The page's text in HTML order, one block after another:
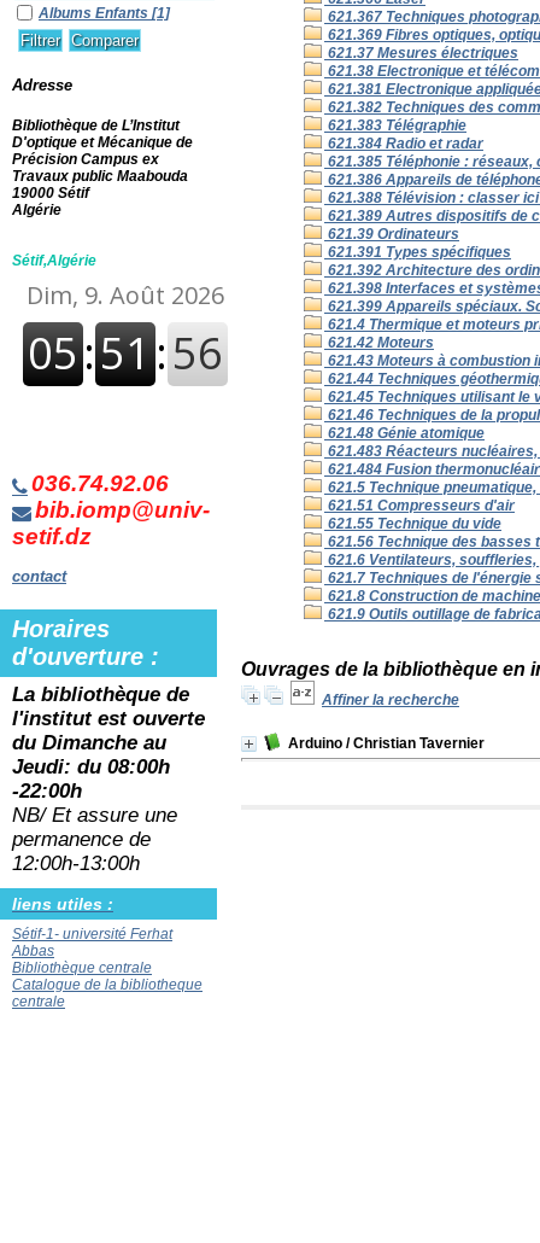
621.367 Techniques
621.369 Fibres optiques,
621.37 Mesures électriques
621.38 Electronique et
621.381 Electronique
621.382 Techniques des
621.383 Télégraphie
621.384 Radio et radar
621.385 Téléphonie : réseaux,
621.386 Appareils de
621.388 Télévision : classer
621.389 Autres dispositifs de
621.39 Ordinateurs
621.391 Types spécifiques
621.392 Architecture des
621.398 Interfaces et
621.399 Appareils spéciaux.
621.4 Thermique et moteurs
621.42 Moteurs
621.43 Moteurs à combustion
621.44 Techniques
621.45 Techniques utilisant le
621.46 Techniques de la
621.48 Génie atomique
621.483 Réacteurs
621.484 Fusion
621.5 Technique
621.51 Compresseurs d'air
621.55 Technique du vide
621.56 Technique des
621.6 Ventilateurs, souffleries,
621.7 Techniques de
621.8 Construction de
621.9 Outils outillage de
Ouvrages de la bibliothèque en
Affiner la recherche
Arduino / Christian Tavernier
Albums Enfants [1]
Adresse
Bibliothèque de L’Institut
D'optique et Mécanique de
Précision Campus ex
Travaux public Maabouda
19000 Sétif
Algérie
Sétif,Algérie
036.74.92.06
bib.iomp@univ-
setif.dz
contact
Horaires
d'ouverture :
La bibliothèque de
l'institut est ouverte
du Dimanche au
Jeudi: du 08:00h
-22:00h
NB/ Et assure une
permanence de
12:00h-13:00h
liens utiles :
Sétif-1- université Ferhat
Abbas
Bibliothèque centrale
Catalogue de la bibliotheque
centrale